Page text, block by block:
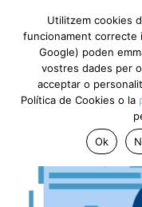
Utilitzem cookies
funcionament correcte
Google) poden
vostres dades per
acceptar o
Política de Cookies o la
Ok